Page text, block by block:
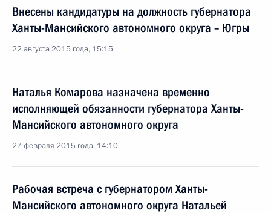
Внесены кандидатуры на должность губернатора
Ханты-Мансийского автономного округа – Югры
22 августа 2015 года, 15:15
Наталья Комарова назначена временно
исполняющей обязанности губернатора Ханты-
Мансийского автономного округа
27 февраля 2015 года, 14:10
Рабочая встреча с губернатором Ханты-
Мансийского автономного округа Натальей